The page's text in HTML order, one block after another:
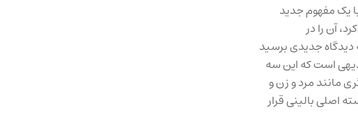
یک مفهوم جدید
آن را در
دیدگاه جدیدی برسید
است که این سه
مانند مرد و زن و
اصلی بالینی قرار